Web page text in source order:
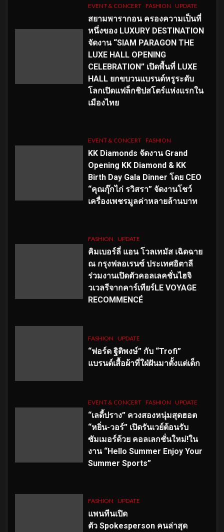
EVENT & CONCERT FASHION UPDATE
สยามพารากอน ครองความเป็นที่
หนึ่งของ LUXURY DESTINATION
จัดงาน “SIAM PARAGON THE
LUXE HALL OPENING
CELEBRATION” เปิดพื้นที่ LUXE
HALL ยกขบวนแบรนด์หรูระดับ
โลกเปิดแฟล็กชิปสโตร์แห่งแรกใน
เมืองไทย
EVENT & CONCERT FASHION
KK Diamonds จัดงาน Grand
Opening KK Diamond & KK
Birth Day Gala Dinner โดย CEO
“คุณกุ๊กไก่ รวิสรา” จัดงานโชว์
เครื่องเพชรมูลค่าหลายล้านบาท
FASHION UPDATE
คิมเบอร์ลี่ แอน โวลเทมัส เฉิดฉาย
ณ กรุงฟลอเรนซ์ ประเทศอิตาลี
ร่วมงานเปิดตัวคอลเลคชั่นไฮจิ
วเวลรีจากคาร์เทียร์LE VOYAGE
RECOMMENCÉ
FASHION UPDATE
“ฟอร์ด ฐิติพงษ์” กับ “Trofi”
แบรนด์เสื้อผ้าที่ใฝ่ฝันมาตั้งแต่เด็ก
EVENT & CONCERT FASHION UPDATE
“เลดี้ปราง” ควงสองหนุ่มสุดฮอต
“หยิ่น-วอร์” เปิดรันเวย์ต้อนรับ
ซัมเมอร์ด้วย คอลเลกชั่นใหม่!ใน
งาน “Hello Summer Enjoy Your
Summer Sports”
FASHION UPDATE
แพนทีนเปิด
ตัว Spokesperson คนล่าสุด